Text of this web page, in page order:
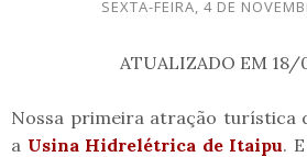
SEXTA-FEIRA, 4 DE
ATUALIZADO EM
Nossa primeira atração turística
a Usina Hidrelétrica de Itaipu.